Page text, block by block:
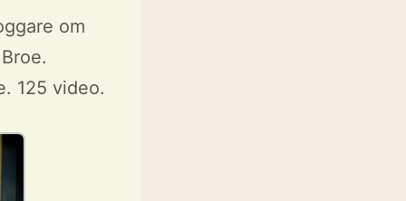
om
125 video.